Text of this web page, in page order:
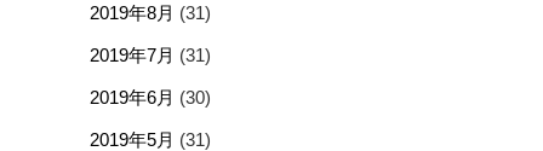
2019年8月 (31)
2019年7月 (31)
2019年6月 (30)
2019年5月 (31)